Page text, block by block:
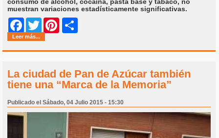
consumo de alcohol, cocaína, pasta base y tabaco, no
muestran variaciones estadísticamente significativas.
Facebook
Twitter Pinterest
Leer más...
La ciudad de Pan de Azúcar también
tiene una “Marca de la Memoria”
Publicado el Sábado, 04 Julio 2015 - 15:30